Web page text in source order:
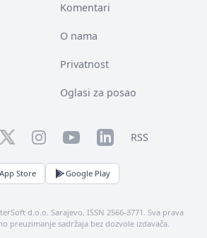
Komentari
O nama
Privatnost
Oglasi za posao
TwitterInstagramYouTubeLinkedInRSS
App Store Google Play
d.o.o. Sarajevo. ISSN 2566-3771. Sva prava
preuzimanje sadržaja bez dozvole izdavača.